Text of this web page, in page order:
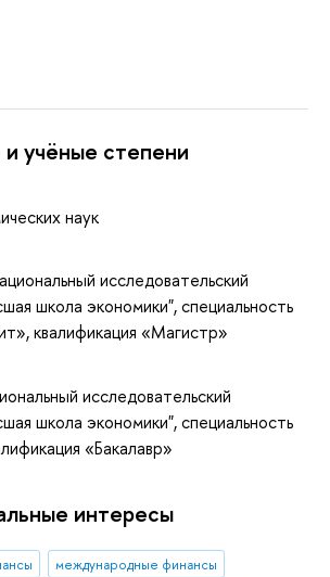
и учёные степени
наук
исследовательский
школа экономики", специальность
квалификация «Магистр»
исследовательский
школа экономики", специальность
«Бакалавр»
интересы
международные финансы